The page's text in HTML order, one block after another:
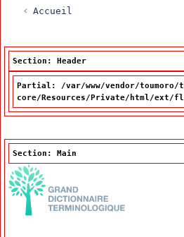
Accueil
Section: Header
Partial: /var/www/vendor/toumoro/
core/Resources/Private/html/ext/
Section: Main